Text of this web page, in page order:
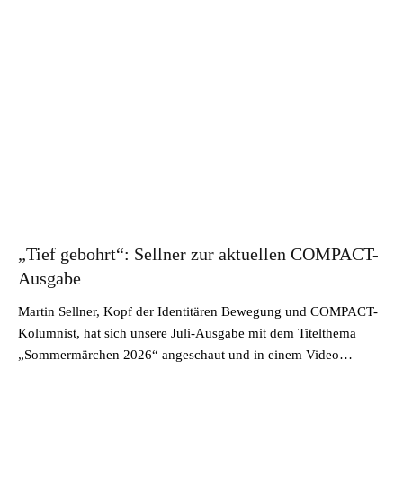
„Tief gebohrt“: Sellner zur aktuellen COMPACT-
Ausgabe
Martin Sellner, Kopf der Identitären Bewegung und COMPACT-
Kolumnist, hat sich unsere Juli-Ausgabe mit dem Titelthema
„Sommermärchen 2026“ angeschaut und in einem Video…